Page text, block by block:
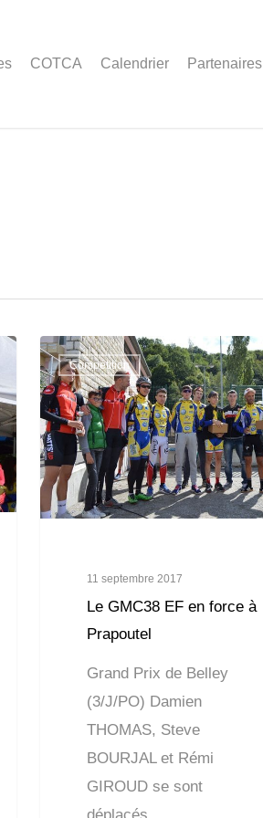
COTCA Calendrier Partenaires
Compétition
11 septembre 2017
Le GMC38 EF en force à
Prapoutel
Grand Prix de Belley
(3/J/PO) Damien
THOMAS, Steve
BOURJAL et Rémi
GIROUD se sont